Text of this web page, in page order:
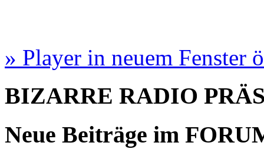
» Player in neuem Fenster
BIZARRE RADIO
Neue Beiträge im